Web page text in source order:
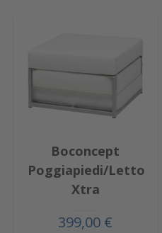
Boconcept
Poggiapiedi/Letto
Xtra
399,00 €